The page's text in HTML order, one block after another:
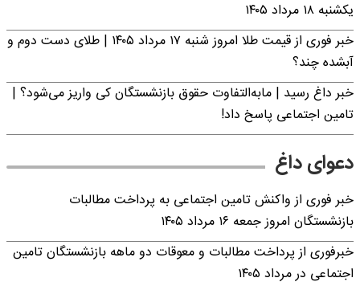
یکشنبه ۱۸ مرداد ۱۴۰۵
خبر فوری از قیمت طلا امروز شنبه ۱۷ مرداد ۱۴۰۵ | طلای دست دوم و
آبشده چند؟
خبر داغ رسید | مابه‌التفاوت حقوق بازنشستگان کی واریز می‌شود؟ |
تامین اجتماعی پاسخ داد!
دعوای داغ
خبر فوری از واکنش تامین اجتماعی به پرداخت مطالبات
بازنشستگان امروز جمعه ۱۶ مرداد ۱۴۰۵
خبرفوری از پرداخت مطالبات و معوقات دو ماهه بازنشستگان تامین
اجتماعی در مرداد ۱۴۰۵